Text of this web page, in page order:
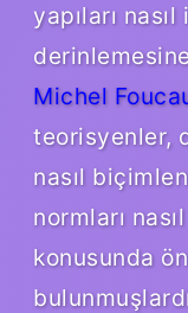
yapıları
Michel
teorisyenler,
nasıl
normları
konusunda